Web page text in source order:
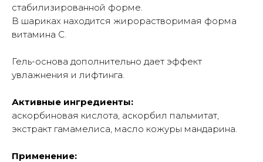
стабилизированной форме.
В шариках находится жирорастворимая форма
витамина С.
Гель-основа дополнительно дает эффект
увлажнения и лифтинга.
Активные ингредиенты:
аскорбиновая кислота, аскорбил пальмитат,
экстракт гамамелиса, масло кожуры мандарина.
Применение: